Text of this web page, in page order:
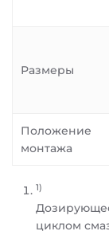
Размеры
Положение
монтажа
1)
циклом